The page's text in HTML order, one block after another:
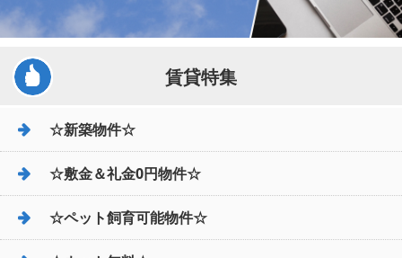
賃貸特集
☆新築物件☆
☆敷金＆礼金0円物件☆
☆ペット飼育可能物件☆